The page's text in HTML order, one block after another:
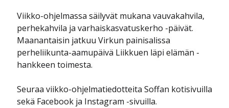
Viikko-ohjelmassa säilyvät mukana vauvakahvila,
perhekahvila ja varhaiskasvatuskerho -päivät.
Maanantaisin jatkuu Virkun painisalissa
perheliikunta-aamupäivä Liikkuen läpi elämän -
hankkeen toimesta.
Seuraa viikko-ohjelmatiedotteita Soffan kotisivuilla
sekä Facebook ja Instagram -sivuilla.